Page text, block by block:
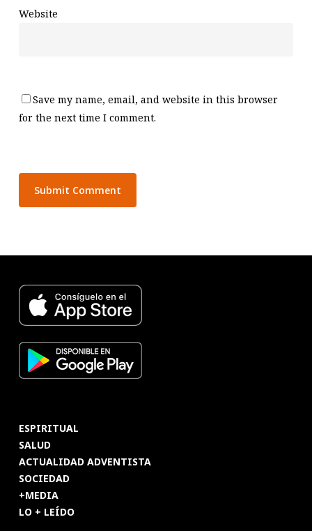
Website
Save my name, email, and website in this browser
for the next time I comment.
ESPIRITUAL
SALUD
ACTUALIDAD ADVENTISTA
SOCIEDAD
+MEDIA
LO + LEÍDO